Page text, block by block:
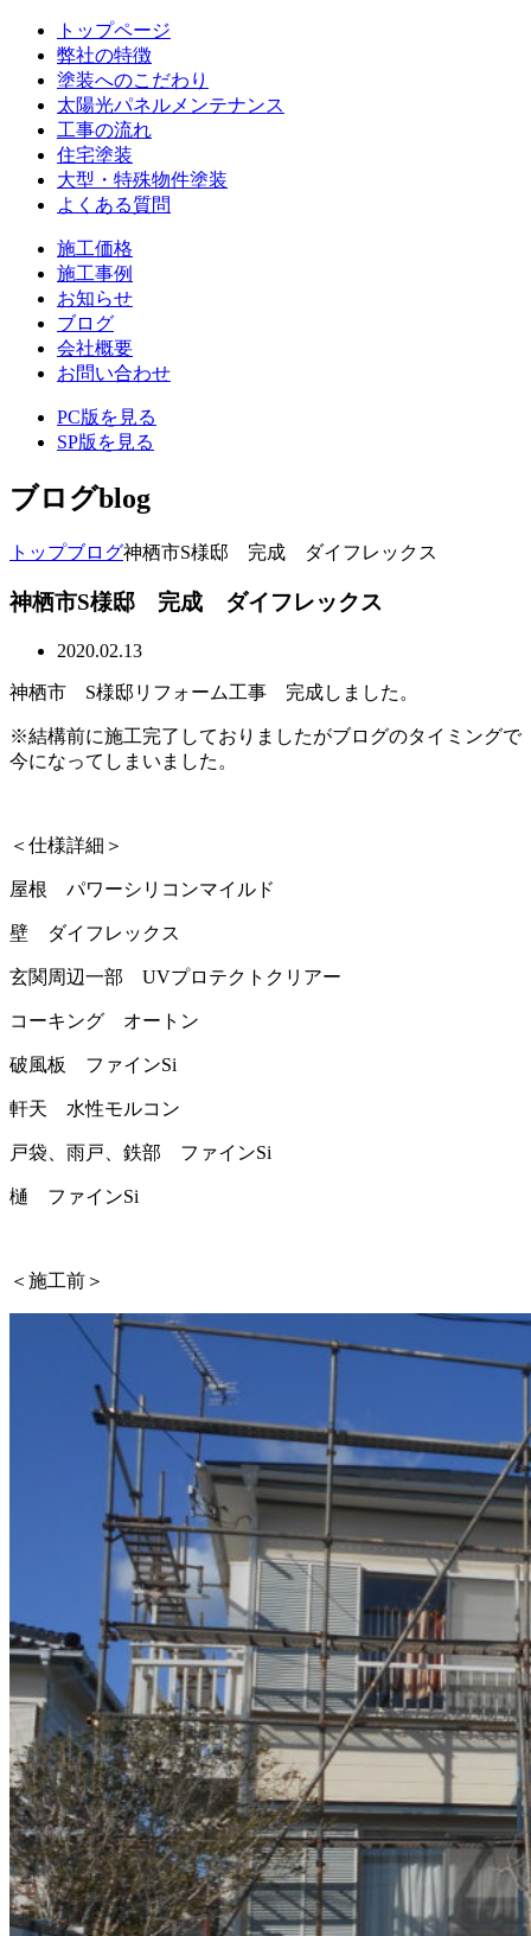
トップページ
弊社の特徴
塗装へのこだわり
太陽光パネルメンテナンス
工事の流れ
住宅塗装
大型・特殊物件塗装
よくある質問
施工価格
施工事例
お知らせ
ブログ
会社概要
お問い合わせ
PC版を見る
SP版を見る
ブログblog
トップブログ神栖市S様邸 完成 ダイフレックス
神栖市S様邸 完成 ダイフレックス
2020.02.13
神栖市 S様邸リフォーム工事 完成しました。
※結構前に施工完了しておりましたがブログのタイミングで
今になってしまいました。
＜仕様詳細＞
屋根 パワーシリコンマイルド
壁 ダイフレックス
玄関周辺一部 UVプロテクトクリアー
コーキング オートン
破風板 ファインSi
軒天 水性モルコン
戸袋、雨戸、鉄部 ファインSi
樋 ファインSi
＜施工前＞